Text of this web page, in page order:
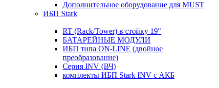
Дополнительное оборудование для MUST
ИБП Stark
RT (Rack/Tower) в стойку 19"
БАТАРЕЙНЫЕ МОДУЛИ
ИБП типа ON-LINE (двойное
преобразование)
Серия INV (ВЧ)
комплекты ИБП Stark INV с АКБ